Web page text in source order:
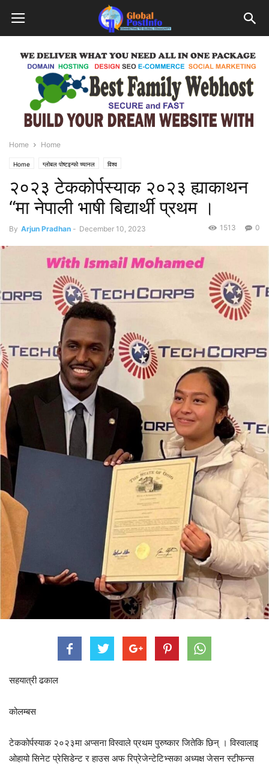
Home Home
Home ग्लोबल पोष्टइन्फो च्यानल विश्व
२०२३ टेककोर्पस्याक २०२३ ह्याकाथन
“मा नेपाली भाषी बिद्यार्थी प्रथम ।
By Arjun Pradhan - December 10, 2023 0
1513
सहयात्री ढकाल
कोलम्बस
टेककोर्पस्याक २०२३मा अप्सना विस्वाले प्रथम पुरुष्कार जितेकि छिन् । विस्वालाइ
ओहायो सिनेट प्रेसिडेन्ट र हाउस अफ रिप्रेजेन्टेटिभ्सका अध्यक्ष जेसन स्टीफन्स